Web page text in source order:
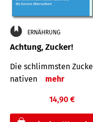
ERNÄHRUNG
Achtung, Zucker!
Die schlimmsten
nativen
mehr
14,90 €